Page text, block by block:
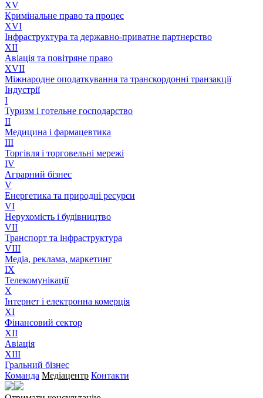
XV
Кримінальне право та процес
XVI
Інфраструктура та державно-приватне партнерство
XII
Авіація та повітряне право
XVII
Міжнародне оподаткування та транскордонні транзакції
Індустрії
I
Туризм і готельне господарство
II
Медицина і фармацевтика
III
Торгівля і торговельні мережі
IV
Аграрний бізнес
V
Енергетика та природні ресурси
VI
Нерухомість і будівництво
VII
Транспорт та інфраструктура
VIII
Медіа, реклама, маркетинг
IX
Телекомунікації
X
Інтернет і електронна комерція
XI
Фінансовий сектор
XII
Авіація
XIII
Гральний бізнес
Команда Медіацентр Контакти